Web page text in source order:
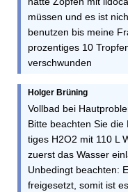
müssen und es ist
benutzen bis meine
prozentiges 10
verschwunden
Holger Brüning
Vollbad bei
Bitte beachten Sie
tiges H2O2 mit 110 L
zuerst das Wasser
Unbedingt beachten:
freigesetzt, somit ist